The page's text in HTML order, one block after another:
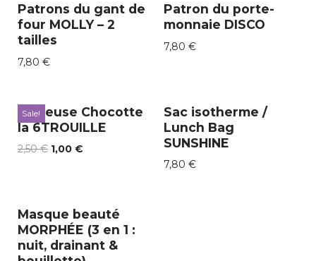
Patrons du gant de
four MOLLY – 2
tailles
7,80 €
Patron du porte-
monnaie DISCO
7,80 €
Sale!
Veilleuse Chocotte
la 6TROUILLE
2,50€ 1,00 €
Sac isotherme /
Lunch Bag
SUNSHINE
7,80 €
Masque beauté
MORPHÉE (3 en 1 :
nuit, drainant &